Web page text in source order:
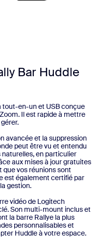
Bar Huddle
en-un et USB conçue
Il est rapide à mettre
avancée et la suppression
peut être vu et entendu
en particulier
aux mises à jour gratuites
que vos réunions sont
est également certifié par
gestion.
vidéo de Logitech
Son multi-mount inclus et
la barre Rallye la plus
personnalisables et
Huddle à votre espace.